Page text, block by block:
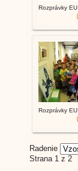
Rozprávky EU
Rozprávky EU
Radenie
Strana 1 z 2